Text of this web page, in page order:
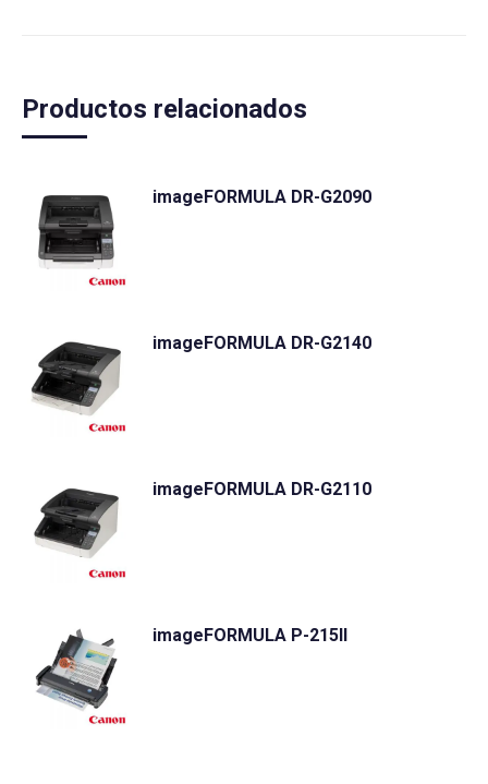
Productos relacionados
imageFORMULA DR-G2090
imageFORMULA DR-G2140
imageFORMULA DR-G2110
imageFORMULA P-215II